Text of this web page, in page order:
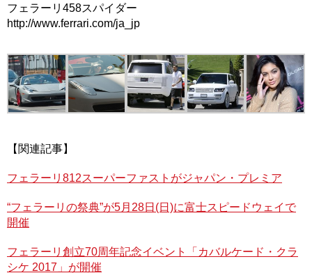
フェラーリ458スパイダー
http://www.ferrari.com/ja_jp
【関連記事】
フェラーリ812スーパーファストがジャパン・プレミア
“フェラーリの祭典”が5月28日(日)に富士スピードウェイで
開催
フェラーリ創立70周年記念イベント「カバルケード・クラ
シケ 2017」が開催